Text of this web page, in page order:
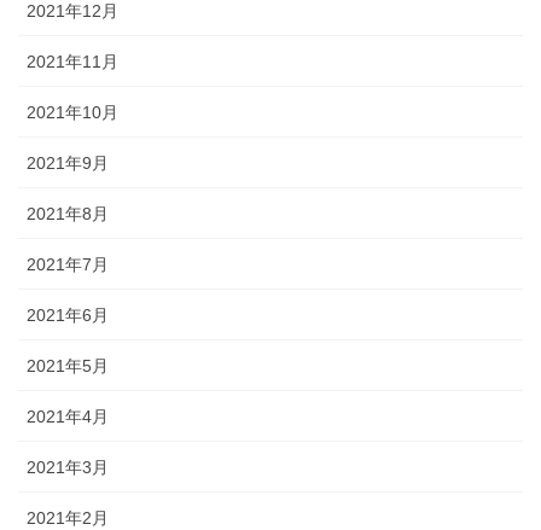
2021年12月
2021年11月
2021年10月
2021年9月
2021年8月
2021年7月
2021年6月
2021年5月
2021年4月
2021年3月
2021年2月